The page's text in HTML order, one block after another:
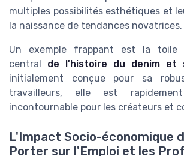
multiples possibilités esthétiques et
la naissance de tendances novatrices.
Un exemple frappant est la toile
central de l'histoire du denim et
initialement conçue pour sa
travailleurs, elle est
incontournable pour les créateurs et
L'Impact Socio-économique
Porter sur l'Emploi et les